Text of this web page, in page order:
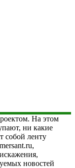
На этом
ни какие
собой ленту
новостей